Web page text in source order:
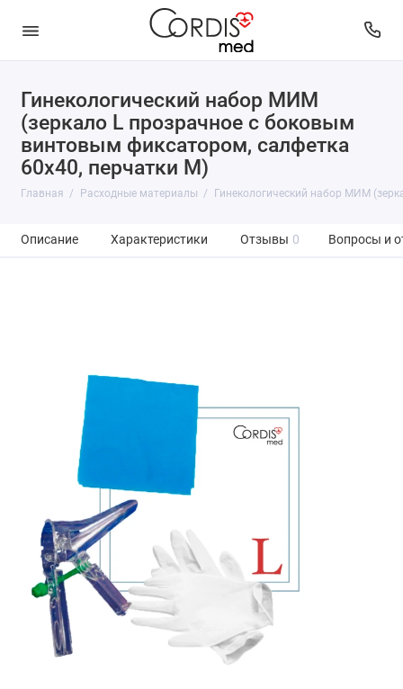
Гинекологический набор МИМ
(зеркало L прозрачное с боковым
винтовым фиксатором, салфетка
60x40, перчатки M)
Главная Расходные материалы Гинекологический набор МИМ
Описание Характеристики Отзывы 0 Вопросы и